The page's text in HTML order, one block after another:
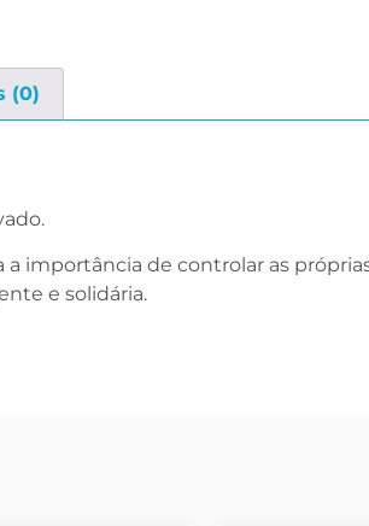
(0)
importância de controlar as
e solidária.